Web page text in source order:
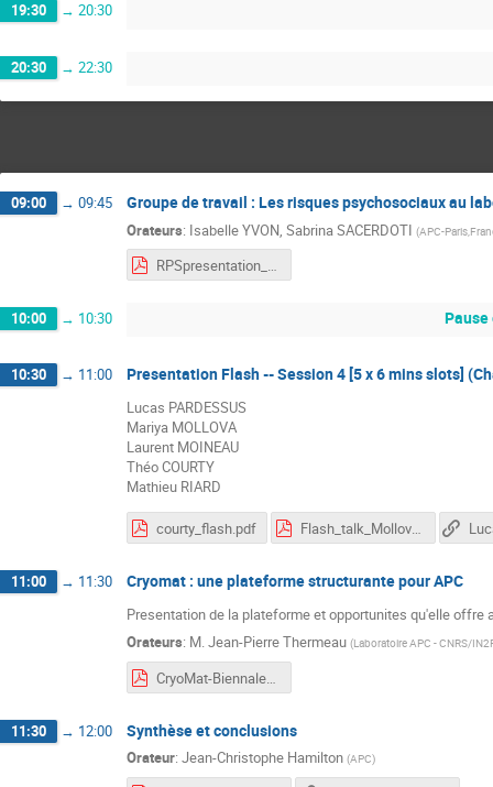
19:30 → 20:30
20:30 → 22:30
09:00 → 09:45 Groupe de travail : Les risques psychosociaux au
Orateurs: Isabelle YVON Sabrina SACERDOTI (APC-
RPSpresentation_biennale_v2.pdf
10:00 → 10:30
10:30 → 11:00 Presentation Flash -- Session 4 [5 x 6 mins slots]
Lucas PARDESSUS
Mariya MOLLOVA
Laurent MOINEAU
Théo COURTY
Mathieu RIARD
courty_flash.pdf Flash_talk_Mollova.pdf
11:00 → 11:30 Cryomat : une plateforme structurante pour APC
Presentation de la plateforme et opportunites qu'elle offre
Orateurs: M.Jean-Pierre Thermeau (Laboratoire APC - CNRS/
CryoMat-Biennale-2026-06-05.pdf
11:30 → 12:00 Synthèse et conclusions
Orateur: Jean-Christophe Hamilton (APC)